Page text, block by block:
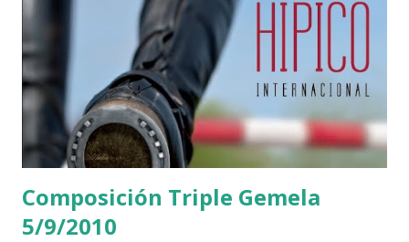
Composición Triple Gemela
5/9/2010